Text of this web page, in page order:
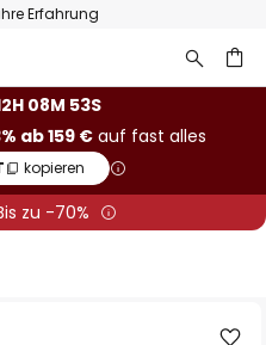
kostenlose Retoure
08M 53S
ab 159 €auf fast alles
kopieren
zu -70%